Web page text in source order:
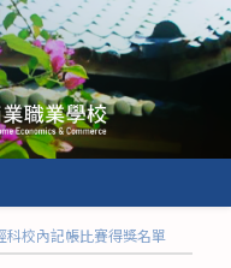
科校內記帳比賽得獎名單